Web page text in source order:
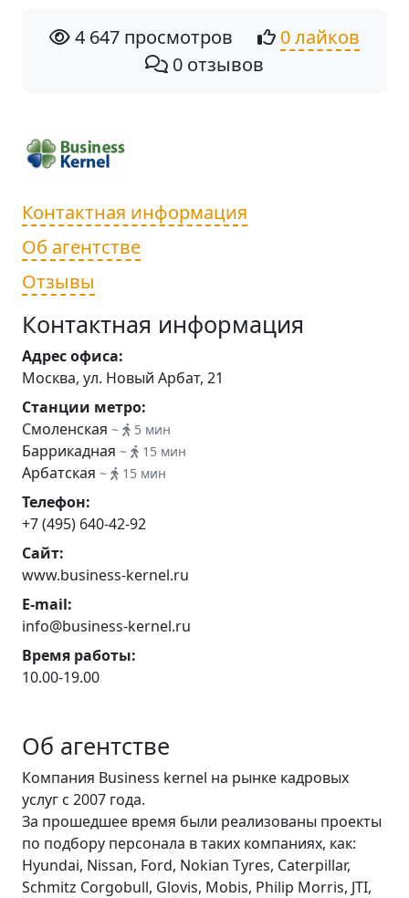
4 647 просмотров
0 лайков
0 отзывов
Контактная информация
Об агентстве
Отзывы
Контактная информация
Адрес офиса:
Москва, ул. Новый Арбат, 21
Станции метро:
Смоленская ~ 5 мин
Баррикадная ~ 15 мин
Арбатская ~ 15 мин
Телефон:
+7 (495) 640-42-92
Сайт:
www.business-kernel.ru
E-mail:
info@business-kernel.ru
Время работы:
10.00-19.00
Об агентстве
Компания Business kernel на рынке кадровых
услуг с 2007 года.
За прошедшее время были реализованы проекты
по подбору персонала в таких компаниях, как:
Hyundai, Nissan, Ford, Nokian Tyres, Caterpillar,
Schmitz Corgobull, Glovis, Mobis, Philip Morris, JTI,